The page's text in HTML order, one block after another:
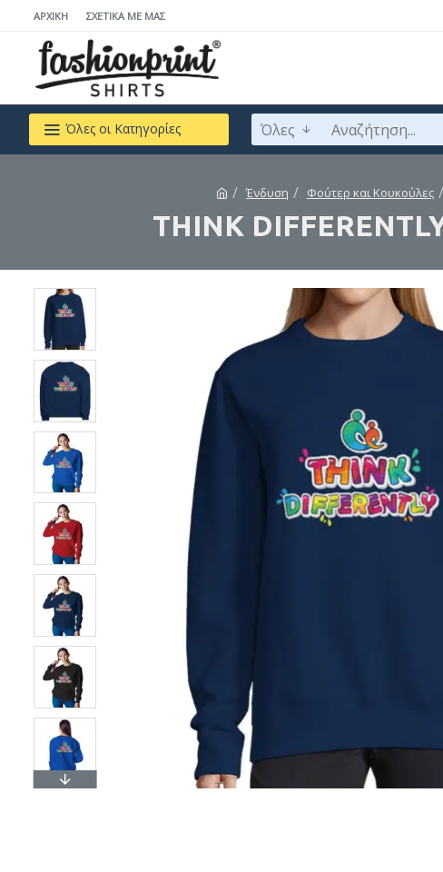
ΑΡΧΙΚΉ ΣΧΕΤΙΚΆ ΜΕ ΜΆΣ
Όλες οι Κατηγορίες Όλες
Ένδυση Φούτερ και Κουκούλες
THINK